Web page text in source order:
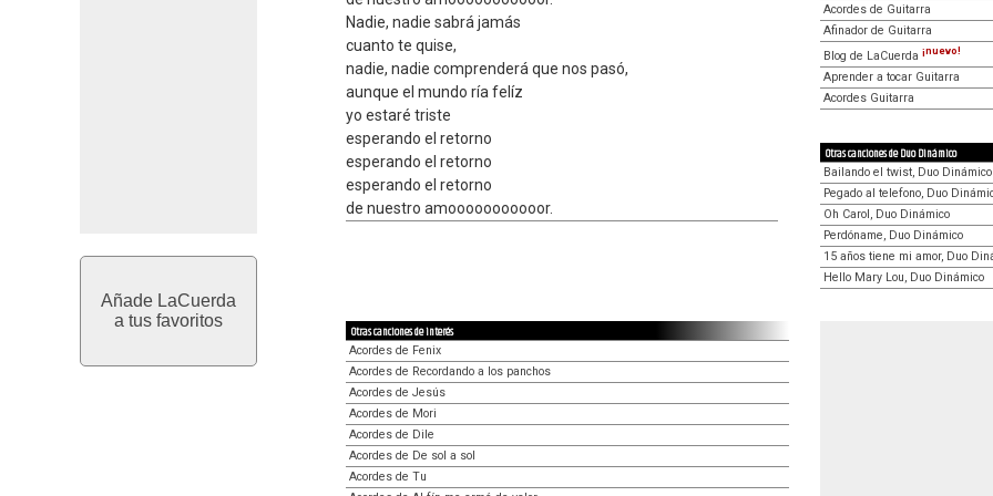
Añade LaCuerda
a tus favoritos
Nadie, nadie sabrá jamás
cuanto te quise,
nadie, nadie comprenderá que nos pasó,
aunque el mundo ría felíz
yo estaré triste
esperando el retorno
esperando el retorno
esperando el retorno
de nuestro amooooooooooor.
Acordes de Guitarra
Afinador de Guitarra
Blog de LaCuerda ¡nuevo!
Aprender a tocar Guitarra
Acordes Guitarra
Otras canciones de Duo Dinámico
Bailando el twist, Duo Dinámico
Pegado al telefono, Duo
Oh Carol, Duo Dinámico
Perdóname, Duo Dinámico
15 años tiene mi amor, Duo
Hello Mary Lou, Duo Dinámico
Otras canciones de interés
Acordes de Fenix
Acordes de Recordando a los panchos
Acordes de Jesús
Acordes de Mori
Acordes de Dile
Acordes de De sol a sol
Acordes de Tu